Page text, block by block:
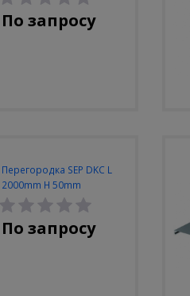
По запросу
Перегородка SEP DKC L
2000mm H 50mm
По запросу